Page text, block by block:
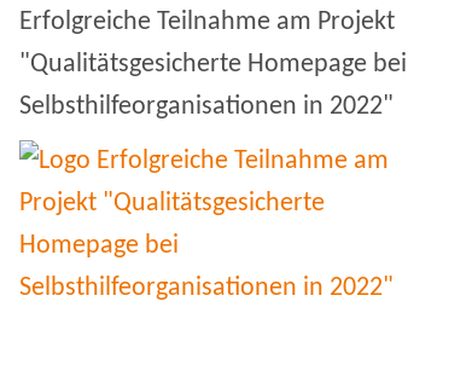
Erfolgreiche Teilnahme am Projekt
"Qualitätsgesicherte Homepage bei
Selbsthilfeorganisationen in 2022"